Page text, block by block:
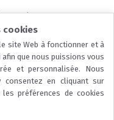
que vous
à votre écoute pour
process.
cookies
site Web à fonctionner et à
que nous puissions vous
et personnalisée. Nous
en cliquant sur
préférences de cookies